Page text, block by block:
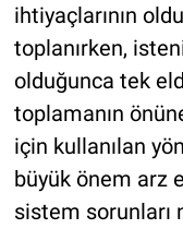
ihtiyaçlarının
toplanırken,
olduğunca tek
toplamanın
için kullanılan
büyük önem arz
sistem sorunları